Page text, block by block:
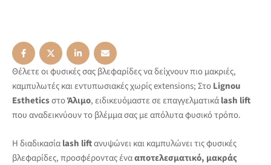
Θέλετε οι φυσικές σας βλεφαρίδες να δείχνουν πιο μακριές,
καμπυλωτές και εντυπωσιακές χωρίς extensions; ΣτοLignou
EstheticsστοΆλιμο, ειδικευόμαστε σε επαγγελματικάlash lift
που αναδεικνύουν το βλέμμα σας με απόλυτα φυσικό τρόπο.
Η διαδικασίαlash liftανυψώνει και καμπυλώνει τις φυσικές
βλεφαρίδες, προσφέροντας ένααποτελεσματικό, μακράς